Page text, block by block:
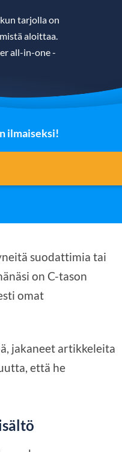
tarjolla on
aloittaa.
all-in-one -
ilmaiseksi!
suodattimia tai
on C-tason
omat
jakaneet artikkeleita
että he